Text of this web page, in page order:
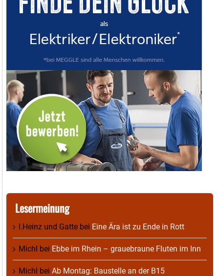
Lesermeinung
I.Heinz und Gatte bei Eine Ära ist zu Ende in Rott
Michl bei Ebbe im Rhein – grauebraune Fluten im Inn
Michl bei Ab Montag: Baustelle an der B15